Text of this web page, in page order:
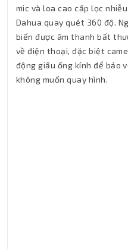
mic và loa cao cấp lọc
Dahua quay quét 360 độ.
biến được âm thanh bất
về điện thoại, đặc biệt
động giấu ống kính để bảo
không muốn quay hình.